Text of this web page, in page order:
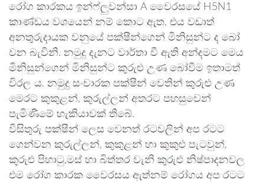
රෝග කාරකය ඉන්ෆ්ලුවන්සා A වෛරසයේ H5N1
කාණ්ඩය වශයෙන් නම් කොට ඇත. එය වඩාත්
අනතුරුදායක වනුයේ පක්ෂීන්ගෙන් මිනිසුන්ට ද බෝ
වන බැවිනි. නමුදු දැනට වාර්තා වී ඇති අන්දමට මෙය
මිනිසුන්ගෙන් මිනිසුන්ට කුරුළු උණ බෝවීම ඉතාමත්
විරල ය. නමුදු සංචාරක පක්ෂීන් වෙතින් කුරුළු උණ
මෙරට කුකුළන්, කුරුල්ලන් අතරට පහසුවෙන්
පැමිණීමේ හැකියාවක් තිබේ.
විසිතුරු පක්ෂීන් ලෙස වෙනත් රටවලින් අප රටට
ගෙන්වන කුරුල්ලන්, කුකුළන් හා කුකුළු පැටවුන්,
කුරුළු පිහාටු,මස් හා බිත්තර වැනි කුරුළු නිෂ්පාදනවල
එම රෝග කාරක වෛරසය ඇත්නම් රෝගය අප රටට